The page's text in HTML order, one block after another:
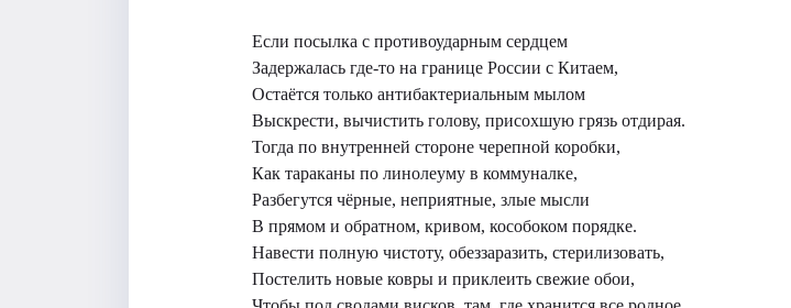
Если посылка с противоударным сердцем
Задержалась где-то на границе России с Китаем,
Остаётся только антибактериальным мылом
Выскрести, вычистить голову, присохшую грязь отдирая.
Тогда по внутренней стороне черепной коробки,
Как тараканы по линолеуму в коммуналке,
Разбегутся чёрные, неприятные, злые мысли
В прямом и обратном, кривом, кособоком порядке.
Навести полную чистоту, обеззаразить, стерилизовать,
Постелить новые ковры и приклеить свежие обои,